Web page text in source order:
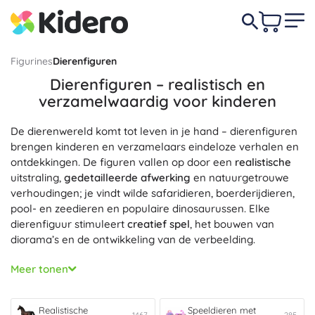
FigurinesDierenfiguren
Dierenfiguren – realistisch en
verzamelwaardig voor kinderen
De dierenwereld komt tot leven in je hand – dierenfiguren
brengen kinderen en verzamelaars eindeloze verhalen en
ontdekkingen. De figuren vallen op door een realistische
uitstraling, gedetailleerde afwerking en natuurgetrouwe
verhoudingen; je vindt wilde safaridieren, boerderijdieren,
pool- en zeedieren en populaire dinosaurussen. Elke
dierenfiguur stimuleert creatief spel, het bouwen van
diorama’s en de ontwikkeling van de verbeelding.
Dierenfiguren zijn een geweldig hulpmiddel voor
leren – kinderen leren soorten, leefgebieden en
woordenschaten fijne motoriek. Realistische dierenfiguren
Meer tonen
Realistische
Speeldieren met